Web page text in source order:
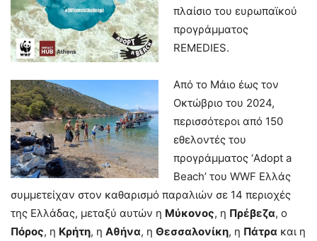
πλαίσιο του ευρωπαϊκού
προγράμματος
REMEDIES.
Από το Μάιο έως τον
Οκτώβριο του 2024,
περισσότεροι από 150
εθελοντές του
προγράμματος ‘Adopt a
Beach’ του WWF Ελλάς
συμμετείχαν στον καθαρισμό παραλιών σε 14 περιοχές
της Ελλάδας, μεταξύ αυτών η Μύκονος, η Πρέβεζα, ο
Πόρος, η Κρήτη, η Αθήνα, η Θεσσαλονίκη, η Πάτρα και η